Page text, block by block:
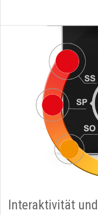
Interaktivität